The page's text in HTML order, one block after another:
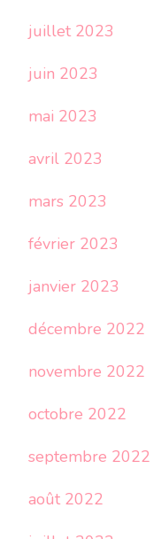
juillet 2023
juin 2023
mai 2023
avril 2023
mars 2023
février 2023
janvier 2023
décembre 2022
novembre 2022
octobre 2022
septembre 2022
août 2022